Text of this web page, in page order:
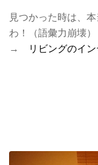
見つかった時は、
わ！（語彙力崩壊）
→
リビングのイ